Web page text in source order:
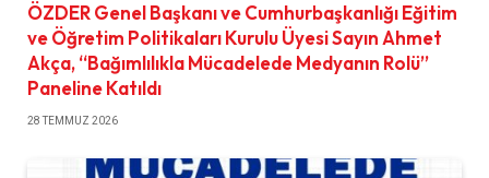
ÖZDER Genel Başkanı ve Cumhurbaşkanlığı Eğitim
ve Öğretim Politikaları Kurulu Üyesi Sayın Ahmet
Akça, “Bağımlılıkla Mücadelede Medyanın Rolü”
Paneline Katıldı
28 TEMMUZ 2026